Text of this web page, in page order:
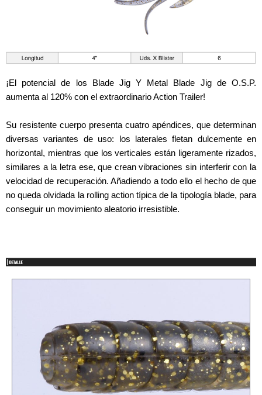
¡El potencial de los Blade Jig Y Metal Blade Jig de O.S.P.
aumenta al 120% con el extraordinario Action Trailer!
Su resistente cuerpo presenta cuatro apéndices, que determinan
diversas variantes de uso: los laterales fletan dulcemente en
horizontal, mientras que los verticales están ligeramente rizados,
similares a la letra ese, que crean vibraciones sin interferir con la
velocidad de recuperación. Añadiendo a todo ello el hecho de que
no queda olvidada la rolling action típica de la tipología blade, para
conseguir un movimiento aleatorio irresistible.